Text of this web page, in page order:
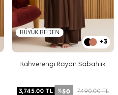
BÜYÜK BEDEN
+3
Kahverengi Rayon Sabahlık
3,745.00TL %50 7,490.00TL